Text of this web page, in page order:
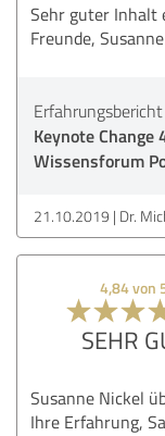
Sehr guter Inhalt
Freunde,
Keynote
Wissensforum
21.10.2019 Dr.
4,84 von
SEHR
Susanne Nickel
Ihre Erfahrung,